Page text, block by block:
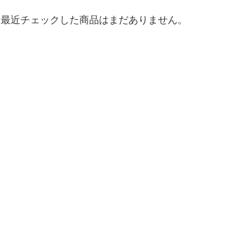
最近チェックした商品はまだありません。